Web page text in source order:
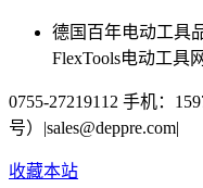
德国百年电动工具
FlexTools电动工具网
0755-27219112 手机：
号） |sales@deppre.com|
收藏本站